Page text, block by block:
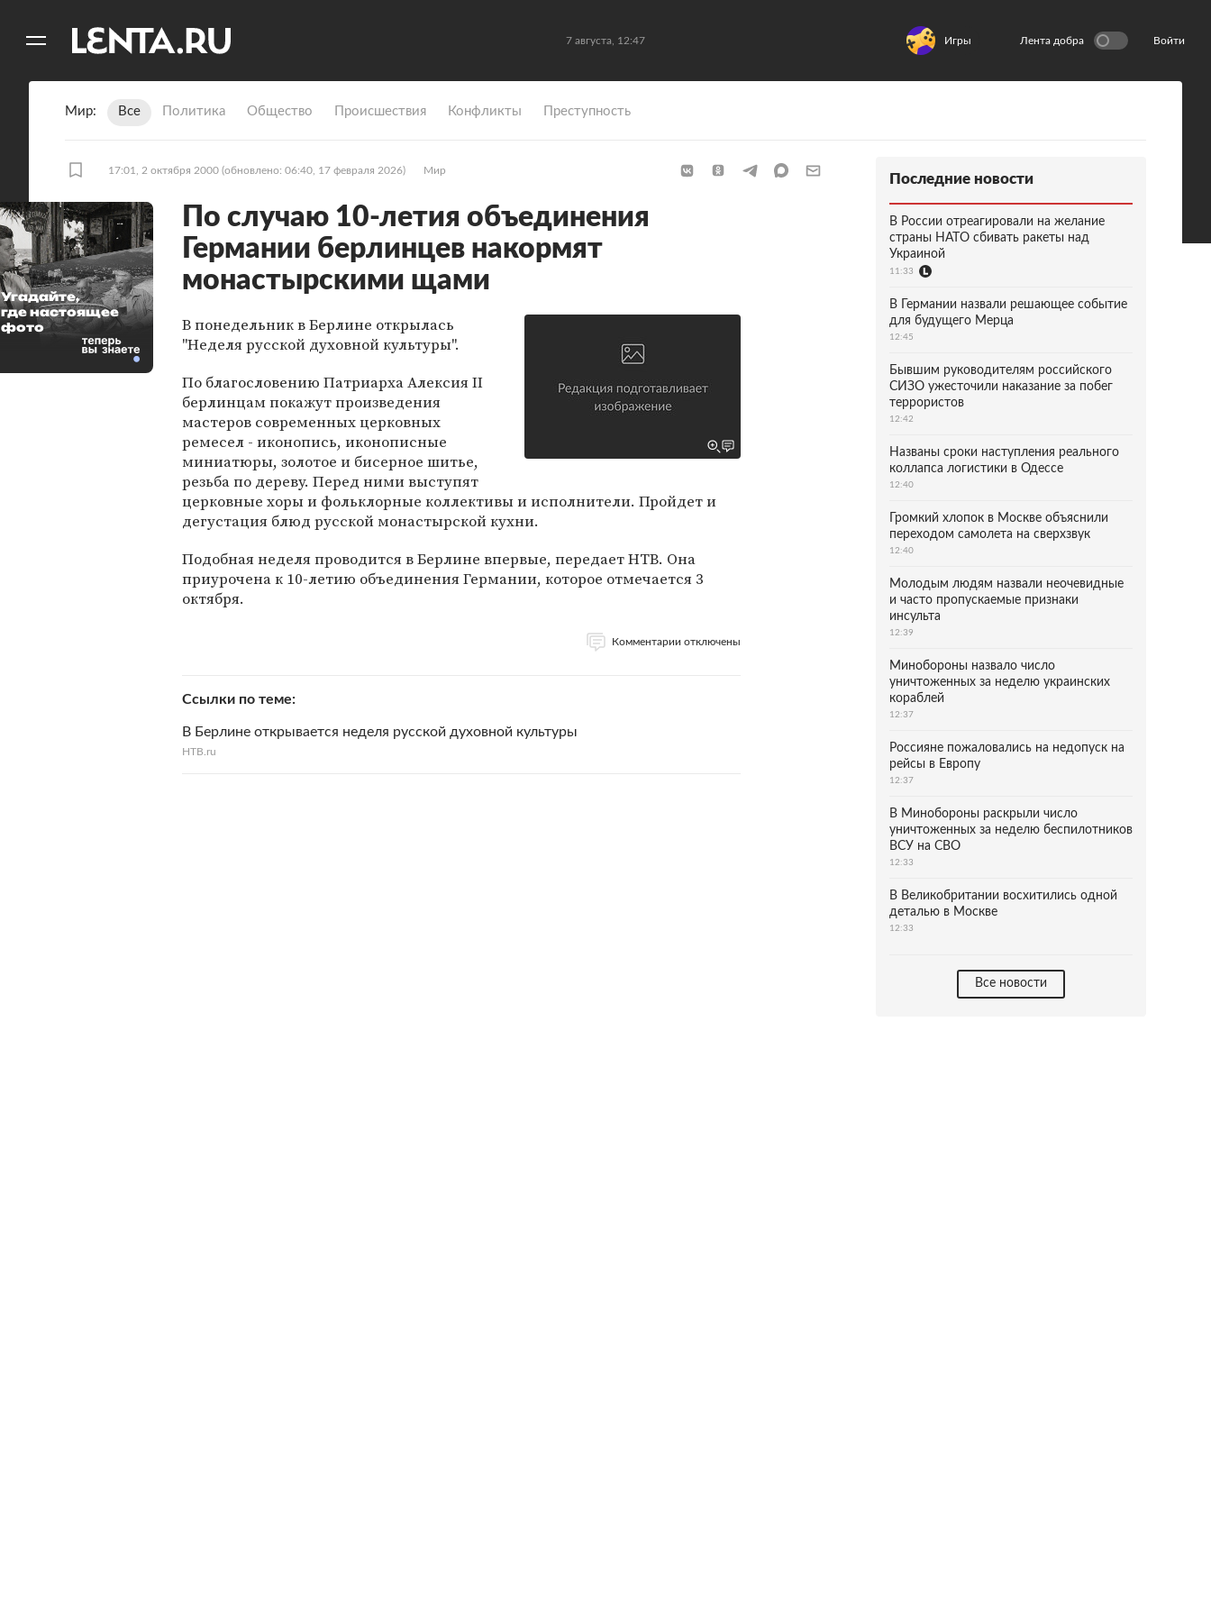
7 августа, 12:47 Игры Лента добра Войти
Мир Все Политика Общество Происшествия Конфликты Преступность
17:01, 2 октября 2000 (обновлено: 06:40, 17 февраля 2026) Мир
По случаю 10-летия объединения
Германии берлинцев накормят
монастырскими щами
В понедельник в Берлине открылась
"Неделя русской духовной культуры".
По благословению Патриарха Алексия II
берлинцам покажут произведения
мастеров современных церковных
ремесел - иконопись, иконописные
миниатюры, золотое и бисерное шитье,
резьба по дереву. Перед ними выступят
церковные хоры и фольклорные коллективы и исполнители. Пройдет и
дегустация блюд русской монастырской кухни.
Подобная неделя проводится в Берлине впервые, передает НТВ. Она
приурочена к 10-летию объединения Германии, которое отмечается 3
октября.
Комментарии отключены
Ссылки по теме
В Берлине открывается неделя русской духовной культуры
НТВ.ru
Угадайте,
где настоящее
фото
Последние новости
В России отреагировали на желание
страны НАТО сбивать ракеты над
Украиной
11:33
В Германии назвали решающее событие
для будущего Мерца
12:45
Бывшим руководителям российского
СИЗО ужесточили наказание за побег
террористов
12:42
Названы сроки наступления реального
коллапса логистики в Одессе
12:40
Громкий хлопок в Москве объяснили
переходом самолета на сверхзвук
12:40
Молодым людям назвали неочевидные
и часто пропускаемые признаки
инсульта
12:39
Минобороны назвало число
уничтоженных за неделю украинских
кораблей
12:37
Россияне пожаловались на недопуск на
рейсы в Европу
12:37
В Минобороны раскрыли число
уничтоженных за неделю беспилотников
ВСУ на СВО
12:33
В Великобритании восхитились одной
деталью в Москве
12:33
Все новости